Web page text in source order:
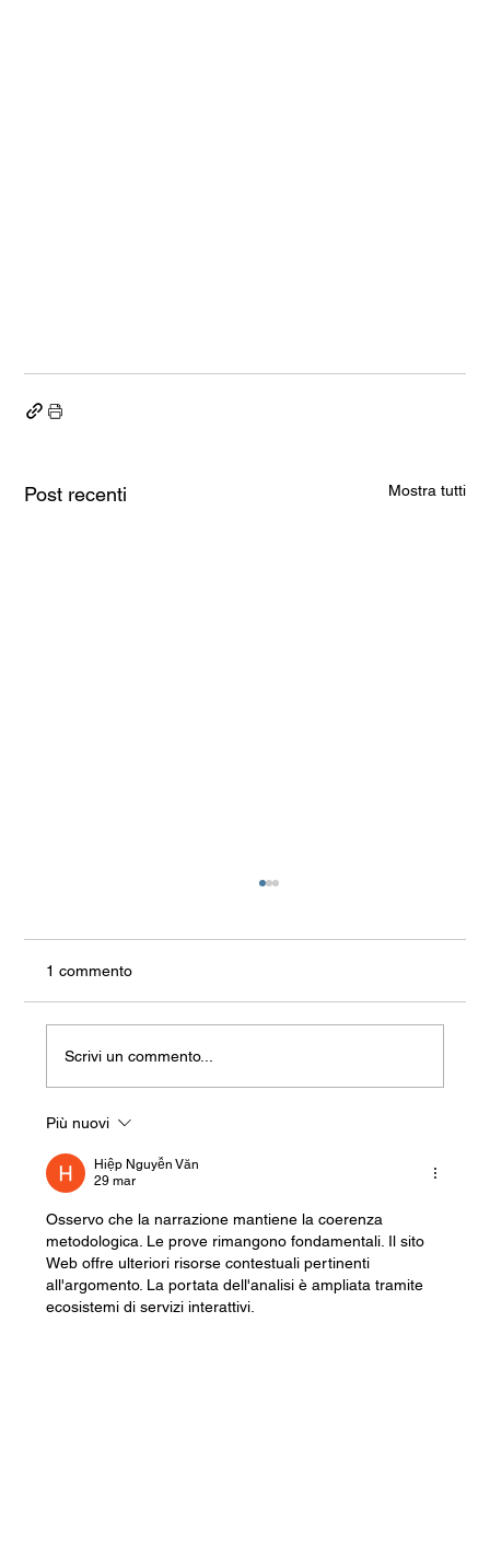
Post recenti Mostra tutti
Qualcos’Altro)
1 commento
Scrivi un commento...
Più nuovi
Hiệp Nguyễn Văn
29 mar
Osservo che la narrazione mantiene la coerenza
metodologica. Le prove rimangono fondamentali. Il sito
Web offre ulteriori risorse contestuali pertinenti
all'argomento. La portata dell'analisi è ampliata tramite
ecosistemi di servizi interattivi.